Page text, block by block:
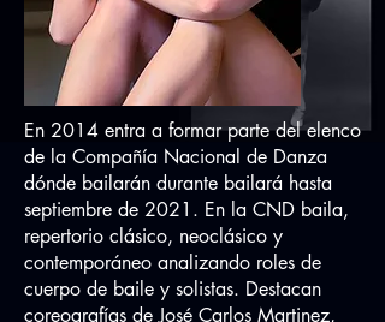
En 2014 entra a formar parte del elenco
de la Compañía Nacional de Danza
dónde bailarán durante bailará hasta
septiembre de 2021. En la CND baila,
repertorio clásico, neoclásico y
contemporáneo analizando roles de
cuerpo de baile y solistas. Destacan
coreografías de José Carlos Martinez,